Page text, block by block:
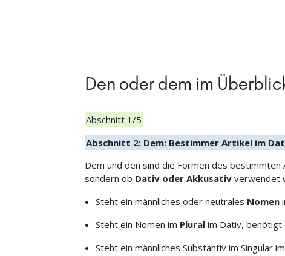
Den oder dem im
Abschnitt 1/5
Abschnitt 2: Dem: Bestimmer Artikel im
Dem und den sind die Formen des bestimmten
sondern ob Dativ oder Akkusativverwendet
Steht ein männliches oder neutrales Nomen
Steht ein Nomen im Plural im Dativ, benötigt
Steht ein männliches Substantiv im Singular